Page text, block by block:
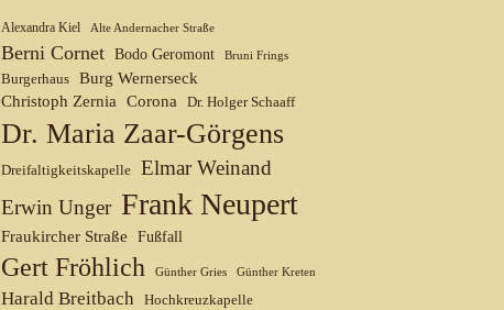
Alexandra Kiel Alte Andernacher Straße
Berni Cornet Bodo Geromont Bruni Frings
Burgerhaus Burg Wernerseck
Christoph Zernia
Corona Dr. Holger Schaaff
Dr. Maria Zaar-Görgens
Dreifaltigkeitskapelle Elmar Weinand
Erwin Unger Frank Neupert
Fraukircher Straße Fußfall
Gert Fröhlich Günther Gries Günther Kreten
Harald Breitbach Hochkreuzkapelle